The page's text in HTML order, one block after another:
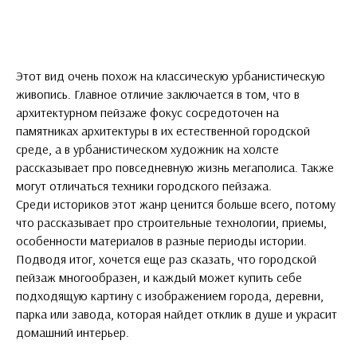
Этот вид очень похож на классическую урбанистическую
живопись. Главное отличие заключается в том, что в
архитектурном пейзаже фокус сосредоточен на
памятниках архитектуры в их естественной городской
среде, а в урбанистическом художник на холсте
рассказывает про повседневную жизнь мегаполиса. Также
могут отличаться техники городского пейзажа.
Среди историков этот жанр ценится больше всего, потому
что рассказывает про строительные технологии, приемы,
особенности материалов в разные периоды истории.
Подводя итог, хочется еще раз сказать, что городской
пейзаж многообразен, и каждый может купить себе
подходящую картину с изображением города, деревни,
парка или завода, которая найдет отклик в душе и украсит
домашний интерьер.